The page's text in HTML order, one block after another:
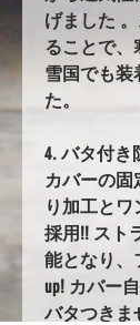
げました
ることで、
雪国でも装
た。
4. バタ付き
カバーの
り加工と
採用!! スト
能となり、
up! カバー
バタつきま